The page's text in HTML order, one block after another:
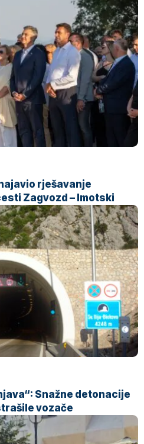
rješavanje
Zagvozd – Imotski
Snažne detonacije
vozače